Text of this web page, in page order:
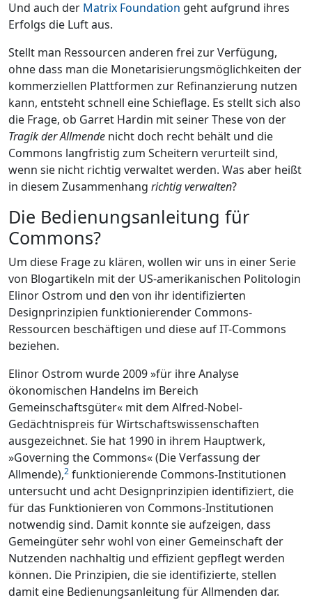
Und auch der Matrix Foundation geht aufgrund ihres
Erfolgs die Luft aus.
Stellt man Ressourcen anderen frei zur Verfügung,
ohne dass man die Monetarisierungsmöglichkeiten der
kommerziellen Plattformen zur Refinanzierung nutzen
kann, entsteht schnell eine Schieflage. Es stellt sich also
die Frage, ob Garret Hardin mit seiner These von der
Tragik der Allmende nicht doch recht behält und die
Commons langfristig zum Scheitern verurteilt sind,
wenn sie nicht richtig verwaltet werden. Was aber heißt
in diesem Zusammenhang richtig verwalten?
Die Bedienungsanleitung für
Commons?
Um diese Frage zu klären, wollen wir uns in einer Serie
von Blogartikeln mit der US-amerikanischen Politologin
Elinor Ostrom und den von ihr identifizierten
Designprinzipien funktionierender Commons-
Ressourcen beschäftigen und diese auf IT-Commons
beziehen.
Elinor Ostrom wurde 2009 »für ihre Analyse
ökonomischen Handelns im Bereich
Gemeinschaftsgüter« mit dem Alfred-Nobel-
Gedächtnispreis für Wirtschaftswissenschaften
ausgezeichnet. Sie hat 1990 in ihrem Hauptwerk,
»Governing the Commons« (Die Verfassung der
Allmende),2 funktionierende Commons-Institutionen
untersucht und acht Designprinzipien identifiziert, die
für das Funktionieren von Commons-Institutionen
notwendig sind. Damit konnte sie aufzeigen, dass
Gemeingüter sehr wohl von einer Gemeinschaft der
Nutzenden nachhaltig und effizient gepflegt werden
können. Die Prinzipien, die sie identifizierte, stellen
damit eine Bedienungsanleitung für Allmenden dar.